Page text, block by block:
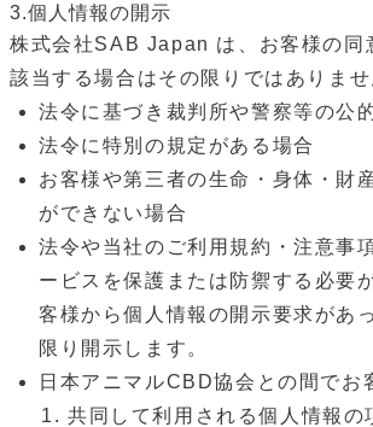
3.個⼈情報の開⽰
株式会社SAB Japan は、お客様の同
該当する場合はその限りではありませ
法令に基づき裁判所や警察等の公
法令に特別の規定がある場合
お客様や第三者の⽣命・⾝体・財
ができない場合
法令や当社のご利⽤規約・注意事
ービスを保護または防禦する必要
客様から個⼈情報の開⽰要求があ
限り開⽰します。
⽇本アニマルCBD協会との間でお
共同して利⽤される個⼈情報の